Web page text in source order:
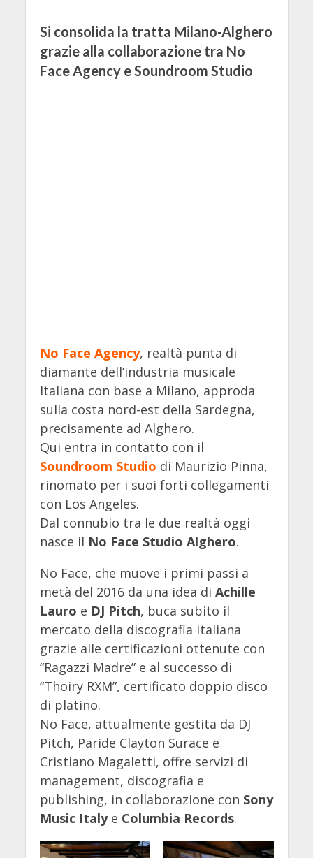
Si consolida la tratta Milano-Alghero
grazie alla collaborazione tra No
Face Agency e Soundroom Studio
No Face Agency, realtà punta di
diamante dell’industria musicale
Italiana con base a Milano, approda
sulla costa nord-est della Sardegna,
precisamente ad Alghero.
Qui entra in contatto con il
Soundroom Studio di Maurizio Pinna,
rinomato per i suoi forti collegamenti
con Los Angeles.
Dal connubio tra le due realtà oggi
nasce il No Face Studio Alghero.
No Face, che muove i primi passi a
metà del 2016 da una idea di Achille
Lauro e DJ Pitch, buca subito il
mercato della discografia italiana
grazie alle certificazioni ottenute con
“Ragazzi Madre” e al successo di
“Thoiry RXM”, certificato doppio disco
di platino.
No Face, attualmente gestita da DJ
Pitch, Paride Clayton Surace e
Cristiano Magaletti, offre servizi di
management, discografia e
publishing, in collaborazione con Sony
Music Italye Columbia Records.